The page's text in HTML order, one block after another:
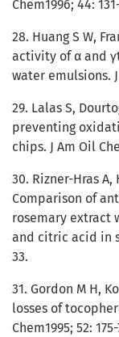
Chem1996; 44:
28. Huang S W,
activity of α and
water emulsions. J
29. Lalas S,
preventing
chips. J Am Oil
30. Rizner-Hras A,
Comparison of
rosemary extract
and citric acid in
33.
31. Gordon M H,
losses of
Chem1995; 52: 175-